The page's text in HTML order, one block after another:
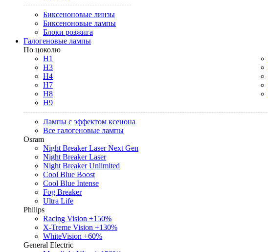
Биксеноновые линзы
Биксеноновые лампы
Блоки розжига
Галогеновые лампы
По цоколю
H1
H3
H4
H7
H8
H9
Лампы с эффектом ксенона
Все галогеновые лампы
Osram
Night Breaker Laser Next Gen
Night Breaker Laser
Night Breaker Unlimited
Cool Blue Boost
Cool Blue Intense
Fog Breaker
Ultra Life
Philips
Racing Vision +150%
X-Treme Vision +130%
WhiteVision +60%
General Electric